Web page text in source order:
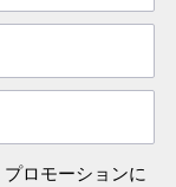
ロモーションに